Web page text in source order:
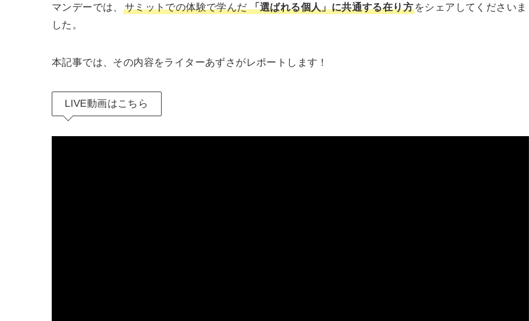
マンデーでは、
サミットでの体験で学んだ 「選ばれる個人」に共通する在り方 をシェアしてくださいま
した。
本記事では、その内容をライターあずさがレポートします！
LIVE動画はこちら